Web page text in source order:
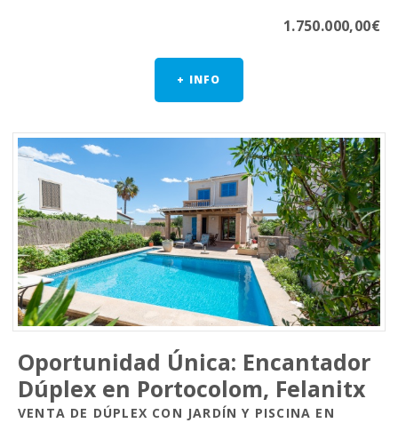
1.750.000,00€
+ INFO
Oportunidad Única: Encantador
Dúplex en Portocolom, Felanitx
VENTA DE DÚPLEX CON JARDÍN Y PISCINA EN